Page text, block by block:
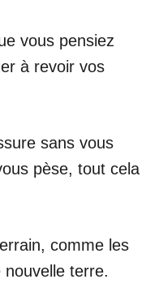
vous pensiez
à revoir vos
sans vous
pèse, tout cela
comme les
terre.